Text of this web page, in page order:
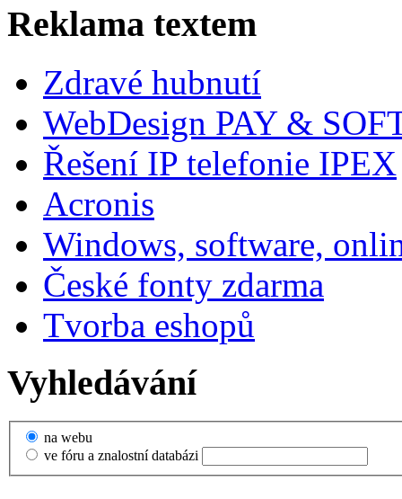
Reklama textem
Zdravé hubnutí
WebDesign PAY &
Řešení IP telefonie IPEX
Acronis
Windows, software,
České fonty zdarma
Tvorba eshopů
Vyhledávání
na webu
ve fóru a znalostní databázi